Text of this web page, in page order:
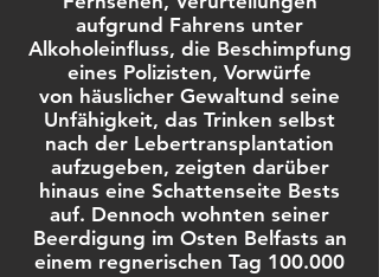
aufgrund Fahrens unter
Alkoholeinfluss, die Beschimpfung
eines Polizisten, Vorwürfe
von häuslicher Gewaltund seine
Unfähigkeit, das Trinken selbst
nach der Lebertransplantation
aufzugeben, zeigten darüber
hinaus eine Schattenseite Bests
auf. Dennoch wohnten seiner
Beerdigung im Osten Belfasts an
einem regnerischen Tag 100.000